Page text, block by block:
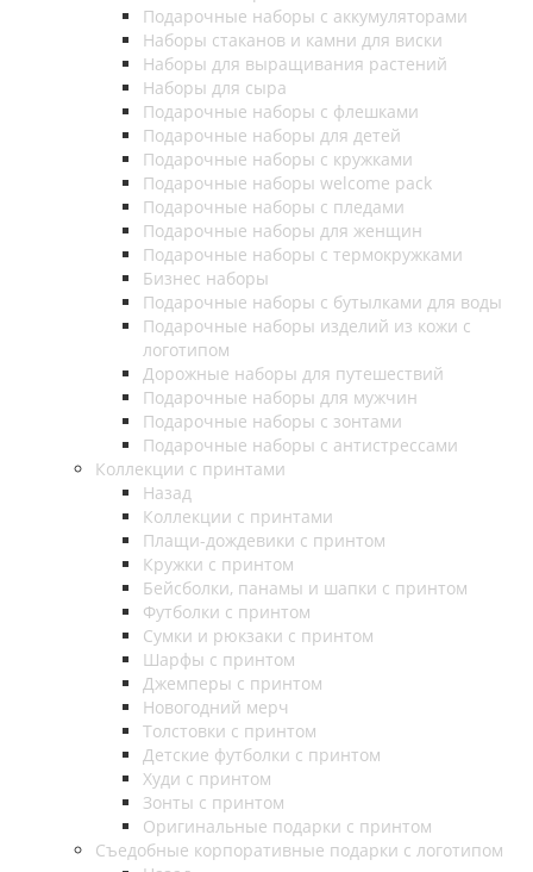
Подарочные наборы с аккумуляторами
Наборы стаканов и камни для виски
Наборы для выращивания растений
Наборы для сыра
Подарочные наборы с флешками
Подарочные наборы для детей
Подарочные наборы с кружками
Подарочные наборы welcome pack
Подарочные наборы с пледами
Подарочные наборы для женщин
Подарочные наборы с термокружками
Бизнес наборы
Подарочные наборы с бутылками для воды
Подарочные наборы изделий из кожи с
логотипом
Дорожные наборы для путешествий
Подарочные наборы для мужчин
Подарочные наборы с зонтами
Подарочные наборы с антистрессами
Коллекции с принтами
Назад
Коллекции с принтами
Плащи-дождевики с принтом
Кружки с принтом
Бейсболки, панамы и шапки с принтом
Футболки с принтом
Сумки и рюкзаки с принтом
Шарфы с принтом
Джемперы с принтом
Новогодний мерч
Толстовки с принтом
Детские футболки с принтом
Худи с принтом
Зонты с принтом
Оригинальные подарки с принтом
Съедобные корпоративные подарки с логотипом